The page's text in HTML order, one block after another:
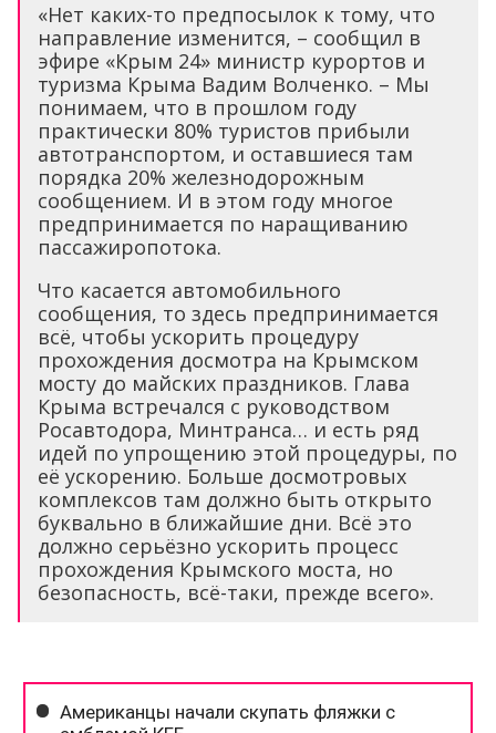
«Нет каких-то предпосылок к тому, что
направление изменится, – сообщил в
эфире «Крым 24» министр курортов и
туризма Крыма Вадим Волченко. – Мы
понимаем, что в прошлом году
практически 80% туристов прибыли
автотранспортом, и оставшиеся там
порядка 20% железнодорожным
сообщением. И в этом году многое
предпринимается по наращиванию
пассажиропотока.
Что касается автомобильного
сообщения, то здесь предпринимается
всё, чтобы ускорить процедуру
прохождения досмотра на Крымском
мосту до майских праздников. Глава
Крыма встречался с руководством
Росавтодора, Минтранса… и есть ряд
идей по упрощению этой процедуры, по
её ускорению. Больше досмотровых
комплексов там должно быть открыто
буквально в ближайшие дни. Всё это
должно серьёзно ускорить процесс
прохождения Крымского моста, но
безопасность, всё-таки, прежде всего».